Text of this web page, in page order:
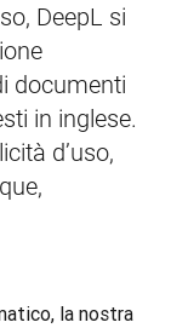
DeepL si
documenti
in inglese.
d’uso,
la nostra